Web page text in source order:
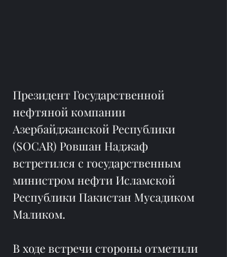
Президент Государственной
нефтяной компании
Азербайджанской Республики
(SOCAR) Ровшан Наджаф
встретился с государственным
министром нефти Исламской
Республики Пакистан Мусадиком
Маликом.
В ходе встречи стороны отметили